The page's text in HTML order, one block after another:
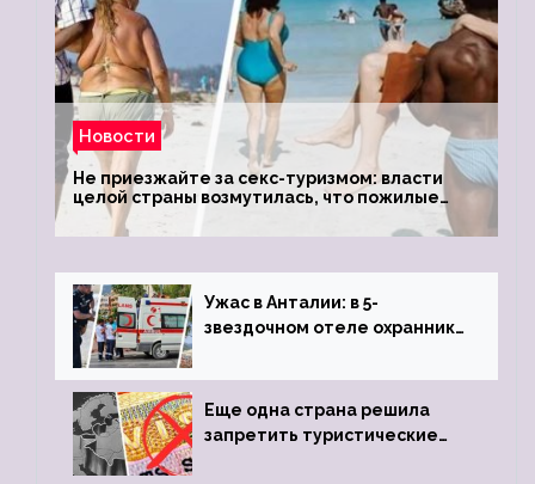
Новости
Не приезжайте за секс-туризмом: власти
целой страны возмутилась, что пожилые
туристки массово едут к ним, чтобы
обзавестись молодыми любовниками
Ужас в Анталии: в 5-
звездочном отеле охранник
пистолета
Еще одна страна решила
запретить туристические